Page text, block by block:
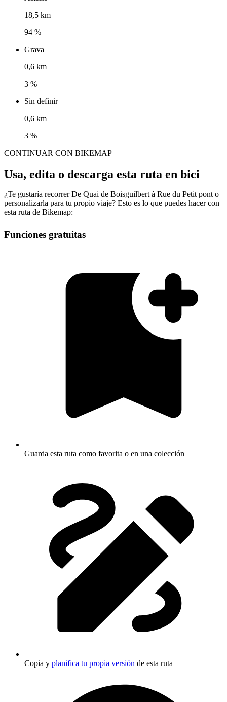
18,5 km
94 %
Grava
0,6 km
3 %
Sin definir
0,6 km
3 %
CONTINUAR CON BIKEMAP
Usa, edita o descarga esta ruta en bici
¿Te gustaría recorrer De Quai de Boisguilbert à Rue du Petit pont o
personalizarla para tu propio viaje? Esto es lo que puedes hacer con
esta ruta de Bikemap:
Funciones gratuitas
Guarda esta ruta como favorita o en una colección
Copia y planifica tu propia versión de esta ruta